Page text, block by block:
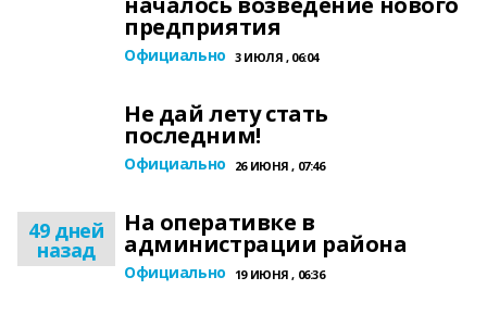
предприятия
Официально 3 ИЮЛЯ , 06:04
Не дай лету стать
последним!
Официально 26 ИЮНЯ , 07:46
49 дней
назад
На оперативке в
администрации района
Официально 19 ИЮНЯ , 06:36